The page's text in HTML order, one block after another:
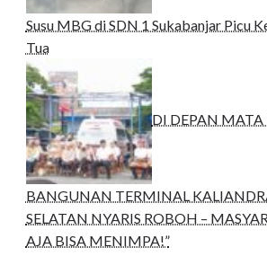
Susu MBG di SDN 1 Sukabanjar Picu
Tua
DI DEPAN MATA
BANGUNAN TERMINAL
SELATAN NYARIS ROBOH –
AJA BISA MENIMPA!”